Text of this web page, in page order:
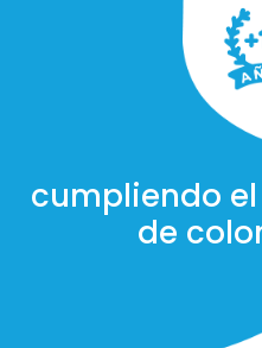
cumpliendo
de